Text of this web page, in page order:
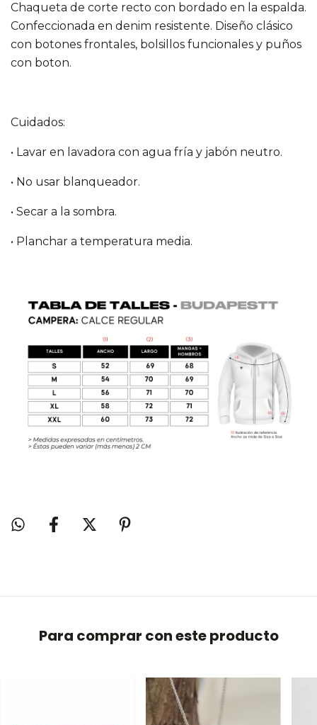
Chaqueta de corte recto con bordado en la espalda.
Confeccionada en denim resistente. Diseño clásico
con botones frontales, bolsillos funcionales y puños
con boton.
Cuidados:
• Lavar en lavadora con agua fría y jabón neutro.
• No usar blanqueador.
• Secar a la sombra.
• Planchar a temperatura media.
Para comprar con este producto